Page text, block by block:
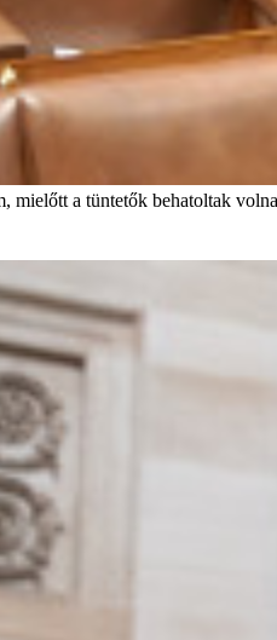
mielőtt a tüntetők behatoltak